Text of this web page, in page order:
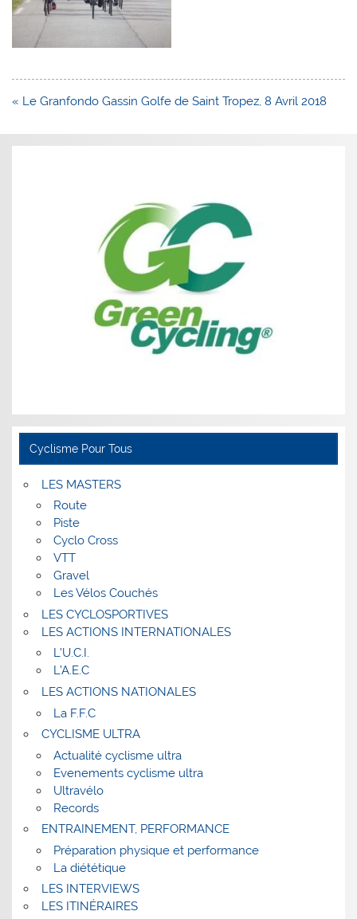
Navigation
l’article
« Le Granfondo Gassin Golfe de Saint Tropez, 8 Avril 2018
Cyclisme Pour Tous
LES MASTERS
Route
Piste
Cyclo Cross
VTT
Gravel
Les Vélos Couchés
LES CYCLOSPORTIVES
LES ACTIONS INTERNATIONALES
L’U.C.I.
L’A.E.C
LES ACTIONS NATIONALES
La F.F.C
CYCLISME ULTRA
Actualité cyclisme ultra
Evenements cyclisme ultra
Ultravélo
Records
ENTRAINEMENT, PERFORMANCE
Préparation physique et performance
La diététique
LES INTERVIEWS
LES ITINÉRAIRES